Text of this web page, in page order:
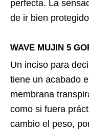
perfecta. La
de ir bien
WAVE MUJIN 5
Un inciso para
tiene un acabado
membrana
como si fuera
cambio el peso,